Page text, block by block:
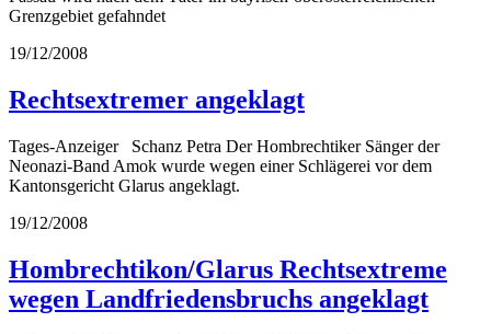
Grenzgebiet gefahndet
19/12/2008
Rechtsextremer angeklagt
Tages-Anzeiger Schanz Petra Der Hombrechtiker Sänger der
Neonazi-Band Amok wurde wegen einer Schlägerei vor dem
Kantonsgericht Glarus angeklagt.
19/12/2008
Hombrechtikon/Glarus Rechtsextreme
wegen Landfriedensbruchs angeklagt